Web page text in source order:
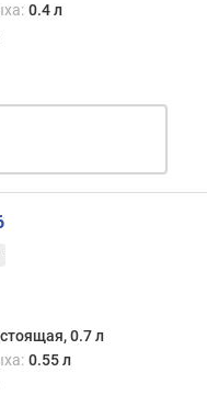
0.4 л
0.7 л
0.55 л